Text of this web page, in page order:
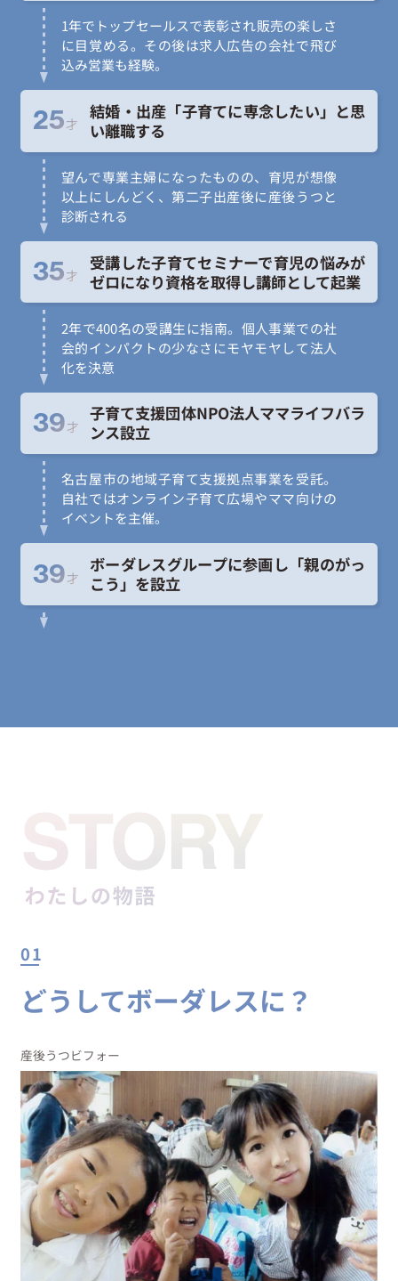
1年でトップセールスで表彰され販売の楽しさ
に目覚める。その後は求人広告の会社で飛び
込み営業も経験。
25才
結婚・出産「子育てに専念したい」と思
い離職する
望んで専業主婦になったものの、育児が想像
以上にしんどく、第二子出産後に産後うつと
診断される
35才
受講した子育てセミナーで育児の悩みが
ゼロになり資格を取得し講師として起業
2年で400名の受講生に指南。個人事業での社
会的インパクトの少なさにモヤモヤして法人
化を決意
39才
子育て支援団体NPO法人ママライフバラ
ンス設立
名古屋市の地域子育て支援拠点事業を受託。
自社ではオンライン子育て広場やママ向けの
イベントを主催。
39才
ボーダレスグループに参画し「親のがっ
こう」を設立
01
どうしてボーダレスに？
産後うつビフォー